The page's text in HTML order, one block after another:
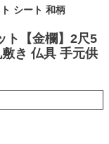
シート 和柄
ト【金欄】2尺5
き 仏具 手元供